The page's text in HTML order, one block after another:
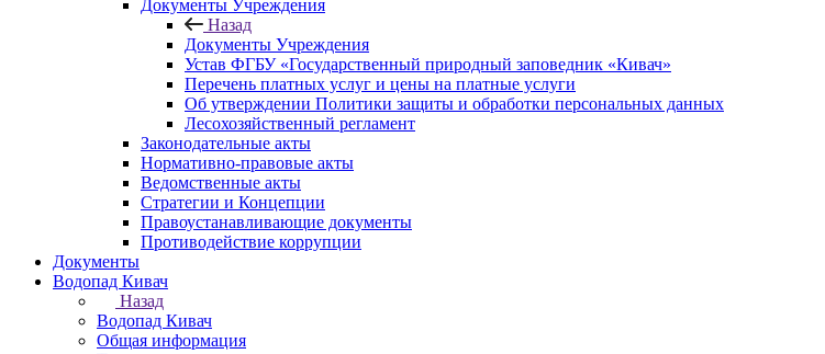
Документы Учреждения
Назад
Документы Учреждения
Устав ФГБУ «Государственный природный заповедник «Кивач»
Перечень платных услуг и цены на платные услуги
Об утверждении Политики защиты и обработки персональных данных
Лесохозяйственный регламент
Законодательные акты
Нормативно-правовые акты
Ведомственные акты
Стратегии и Концепции
Правоустанавливающие документы
Противодействие коррупции
Документы
Водопад Кивач
Назад
Водопад Кивач
Общая информация